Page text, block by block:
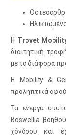
Η Trovet
διαιτητική
με τα διάφορα
Η Mobility &
προληπτικά αφού
Τα ενεργά
Boswellia,
χόνδρου και